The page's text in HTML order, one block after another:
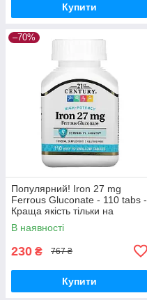
Купити
–70%
Популярний! Iron 27 mg
Ferrous Gluconate - 110 tabs -
Краща якість тільки на
Nukleon.com.ua
В наявності
230 ₴ 767 ₴
Купити